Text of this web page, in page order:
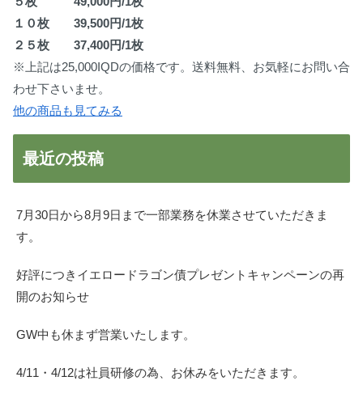
１０枚 39,500円/1枚
２５枚 37,400円/1枚
※上記は25,000IQDの価格です。送料無料、お気軽にお問い合
わせ下さいませ。
他の商品も見てみる
最近の投稿
7月30日から8月9日まで一部業務を休業させていただきま
す。
好評につきイエロードラゴン債プレゼントキャンペーンの再
開のお知らせ
GW中も休まず営業いたします。
4/11・4/12は社員研修の為、お休みをいただきます。